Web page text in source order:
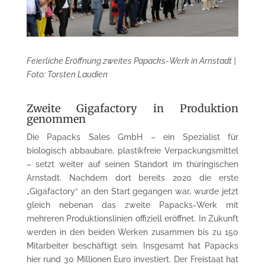
Feierliche Eröffnung zweites Papacks-Werk in Arnstadt |
Foto: Torsten Laudien
Zweite Gigafactory in Produktion
genommen
Die Papacks Sales GmbH – ein Spezialist für
biologisch abbaubare, plastikfreie Verpackungsmittel
– setzt weiter auf seinen Standort im thüringischen
Arnstadt. Nachdem dort bereits 2020 die erste
„Gigafactory“ an den Start gegangen war, wurde jetzt
gleich nebenan das zweite Papacks-Werk mit
mehreren Produktionslinien offiziell eröffnet. In Zukunft
werden in den beiden Werken zusammen bis zu 150
Mitarbeiter beschäftigt sein. Insgesamt hat Papacks
hier rund 30 Millionen Euro investiert. Der Freistaat hat